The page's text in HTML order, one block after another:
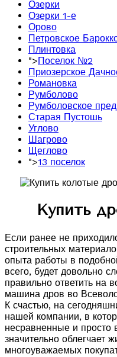
Озерки
Озерки 1-е
Орово
Петровское
Плинтовка
">Поселок №2
Приозерское
Романовка
Румболово
Румболовское
Старая Пустошь
Углово
Шагрово
Щеглово
">13 поселок
Купить
Если ранее не
строительных
опыта работы в
всего, будет довольно
правильно ответить на
машина дров во
К счастью, на
нашей компании, в
несравненные и просто
значительно облегчает
многоуважаемых